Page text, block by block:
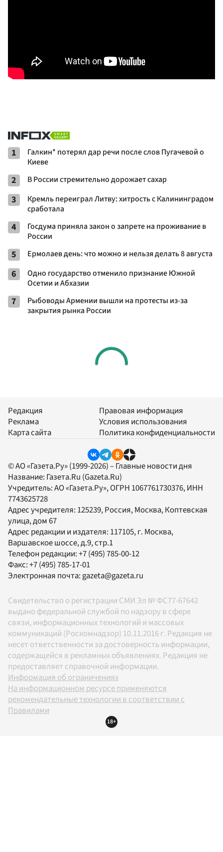
1
Галкин* потерял дар речи после слов Пугачевой о
Киеве
2 В России стремительно дорожает сахар
3
Кремль переиграл Литву: хитрость с Калининградом
сработала
4
Госдума приняла закон о запрете на проживание в
России
5 Ермолаев день: что можно и нельзя делать 8 августа
6
Одно государство отменило признание Южной
Осетии и Абхазии
7
Рыбоводы Армении вышли на протесты из-за
закрытия рынка России
Редакция
Реклама
Карта сайта
Правовая информация
Условия использования
Политика конфиденциальности
© АО «Газета.Ру» (1999-2026) – Главные новости дня
Название: Газета.Ru (Gazeta.Ru)
Учредитель:АО «Газета.Ру», ОГРН 1067761730376, ИНН
7743625728
Адрес учредителя: 125239, Россия, Москва, Коптевская
улица, дом 67
Адрес редакции и издателя: 117105, г. Москва,
Варшавское шоссе, д.9, стр.1
Телефон редакции:+7 (495) 785-00-12
Факс:+7 (495) 785-17-01
Электронная почта: gazeta@gazeta.ru
Свидетельство о регистрации СМИ Эл № ФС77-67642
выдано федеральной службой по надзору в сфере
связи, информационных технологий и массовых
коммуникаций (Роскомнадзор) 10.11.2016 г. Редакция не
несет ответственности за достоверность информации,
содержащейся в рекламных объявлениях. Редакция не
предоставляет справочной информации.
Информация об ограничениях
На информационном ресурсе применяются
рекомендательные технологии в соответствии с
Правилами
18+